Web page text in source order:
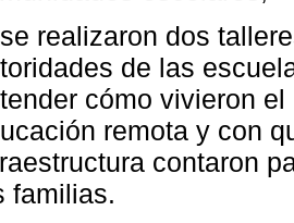
realizaron dos
de las
cómo vivieron
remota y con
contaron
familias.